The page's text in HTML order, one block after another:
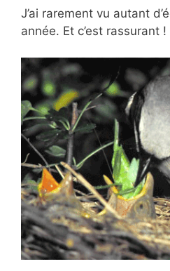
J’ai rarement vu autant
année. Et c’est rassurant !